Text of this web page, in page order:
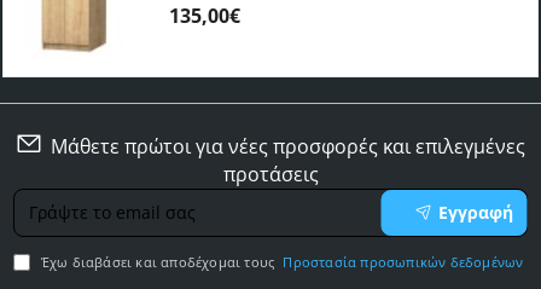
135,00€
Μάθετε πρώτοι για νέες προσφορές και επιλεγμένες
προτάσεις
Γράψτε
το
email
σας
Εγγραφή
Έχω διαβάσει και αποδέχομαι τους Προστασία προσωπικών δεδομένων